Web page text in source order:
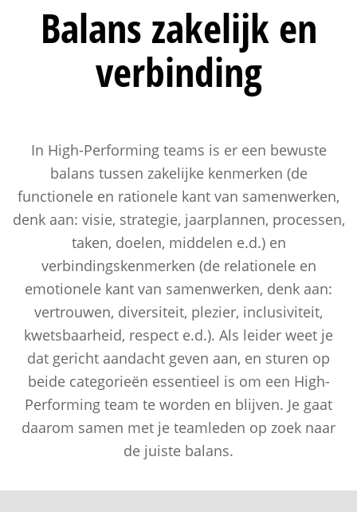
Balans zakelijk en
verbinding
In High-Performing teams is er een bewuste
balans tussen zakelijke kenmerken (de
functionele en rationele kant van samenwerken,
denk aan: visie, strategie, jaarplannen, processen,
taken, doelen, middelen e.d.) en
verbindingskenmerken (de relationele en
emotionele kant van samenwerken, denk aan:
vertrouwen, diversiteit, plezier, inclusiviteit,
kwetsbaarheid, respect e.d.). Als leider weet je
dat gericht aandacht geven aan, en sturen op
beide categorieën essentieel is om een High-
Performing team te worden en blijven. Je gaat
daarom samen met je teamleden op zoek naar
de juiste balans.